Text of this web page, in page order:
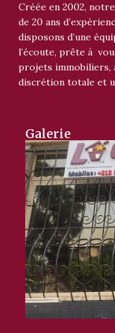
Créée en 2002,
de 20 ans
disposons d’une
l’écoute, prête à
projets immobiliers,
discrétion totale et
Galerie